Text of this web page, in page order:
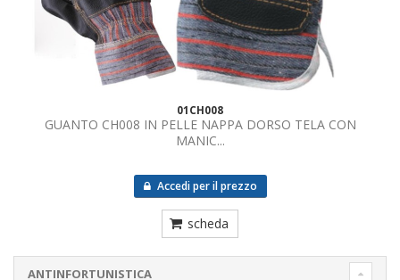
01CH008
GUANTO CH008 IN PELLE NAPPA DORSO TELA CON
MANIC...
Accedi per il prezzo
scheda
ANTINFORTUNISTICA